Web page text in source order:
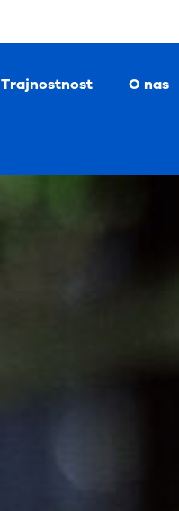
Trajnostnost O nas